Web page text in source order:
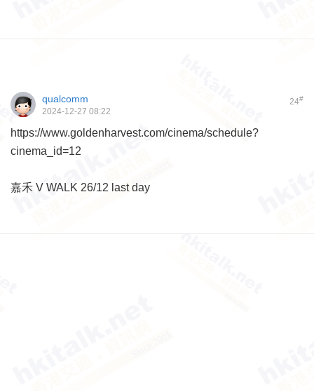
24#
qualcomm
2024-12-27 08:22
https://www.goldenharvest.com/cinema/schedule?
cinema_id=12
嘉禾 V WALK 26/12 last day